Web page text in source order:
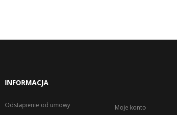
INFORMACJA
Odstapienie od umowy Moje konto